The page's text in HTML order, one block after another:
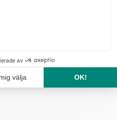
kuddfodral att förvandla varje
oas. Ett riktigt charmigt och
på hemmet. Med sin storlek på
inredning. Du kan enkelt
och textilier för att skapa en